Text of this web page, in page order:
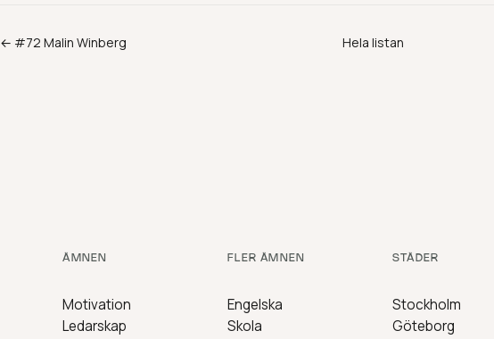
← #72 Malin Winberg Hela listan
ÄMNEN
Motivation
Ledarskap
FLER ÄMNEN
Engelska
Skola
STÄDER
Stockholm
Göteborg